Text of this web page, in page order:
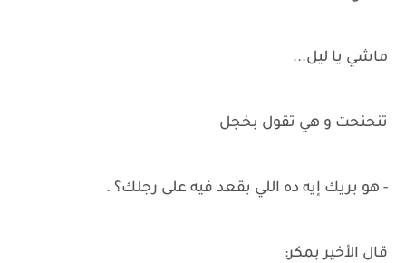
ماشي يا ليل...
تنحنحت و هي تقول بخجل
- هو بريك إيه ده اللي بقعد فيه على رجلك؟ .
قال الأخير بمكر: